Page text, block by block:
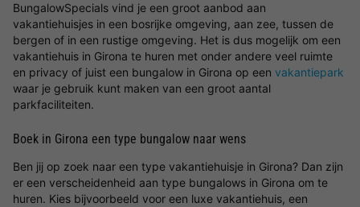
BungalowSpecials vind je een groot aanbod aan
vakantiehuisjes in een bosrijke omgeving, aan zee, tussen de
bergen of in een rustige omgeving. Het is dus mogelijk om een
vakantiehuis in Girona te huren met onder andere veel ruimte
en privacy of juist een bungalow in Girona op een vakantiepark
waar je gebruik kunt maken van een groot aantal
parkfaciliteiten.
Boek in Girona een type bungalow naar wens
Ben jij op zoek naar een type vakantiehuisje in Girona? Dan zijn
er een verscheidenheid aan type bungalows in Girona om te
huren. Kies bijvoorbeeld voor een luxe vakantiehuis, een